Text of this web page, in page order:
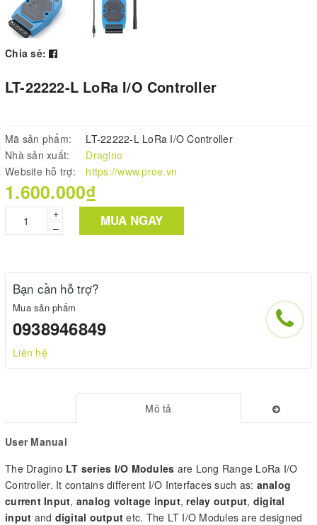
Chia sẻ:
LT-22222-L LoRa I/O Controller
Mã sản phẩm:
LT-22222-L LoRa I/O Controller
Nhà sản xuất:
Dragino
Website hỗ trợ:
https://www.proe.vn
1.600.000₫
+
–
MUA NGAY
Bạn cần hỗ trợ?
Mua sản phẩm
0938946849
Liên hệ
Mô tả
User Manual
The Dragino LT series I/O Modules are Long Range LoRa I/O
Controller. It contains different I/O Interfaces such as: analog
current Input, analog voltage input,relay output, digital
input and digital output etc. The LT I/O Modules are designed